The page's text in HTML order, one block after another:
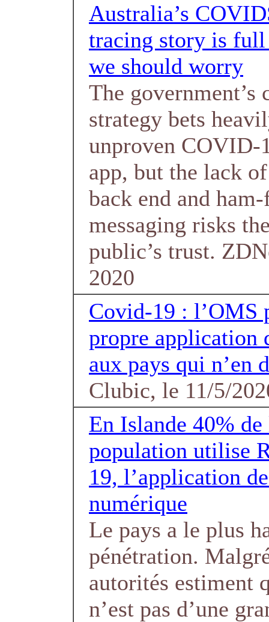
Australia’s
tracing story is full
we should worry
The government’s
strategy bets
unproven COVID-
app, but the lack
back end and
messaging risks
public’s trust.
2020
Covid-19 : l’OMS
propre application
aux pays qui n’en
Clubic, le 11/5/
En Islande 40% de
population utilise
19, l’application
numérique
Le pays a le plus
pénétration.
autorités estiment
n’est pas d’une